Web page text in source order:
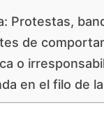
Protestas,
de
o
en el filo de